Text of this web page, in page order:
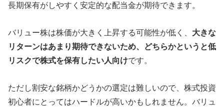
長期保有がしやすく安定的な配当金が期待できます。
バリュー株は株価が大きく上昇する可能性が低く、 大きな
リターンはあまり期待できないため、どちらかというと低
リスクで株式を保有したい人向けです。
ただし割安な銘柄かどうかの選定は難しいので、株式投資
初心者にとってはハードルが高いかもしれません。バリュ